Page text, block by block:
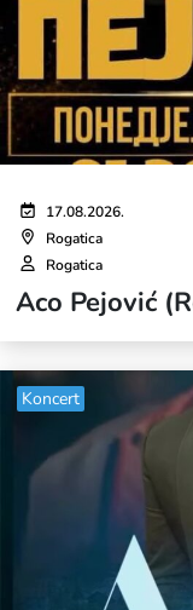
17.08.2026.
Rogatica
Rogatica
Aco Pejović
Koncert